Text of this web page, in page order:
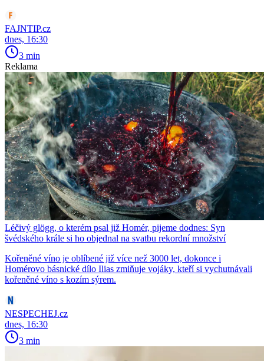
FAJNTIP.cz
dnes, 16:30
3 min
Reklama
Léčivý glögg, o kterém psal již Homér, pijeme dodnes: Syn
švédského krále si ho objednal na svatbu rekordní množství
Kořeněné víno je oblíbené již více než 3000 let, dokonce i
Homérovo básnické dílo Ilias zmiňuje vojáky, kteří si vychutnávali
kořeněné víno s kozím sýrem.
NESPECHEJ.cz
dnes, 16:30
3 min